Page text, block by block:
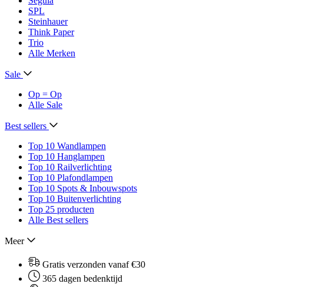
SPL
Steinhauer
Think Paper
Trio
Alle Merken
Sale
Op = Op
Alle Sale
Best sellers
Top 10 Wandlampen
Top 10 Hanglampen
Top 10 Railverlichting
Top 10 Plafondlampen
Top 10 Spots & Inbouwspots
Top 10 Buitenverlichting
Top 25 producten
Alle Best sellers
Meer
Gratis verzonden vanaf €30
365 dagen bedenktijd